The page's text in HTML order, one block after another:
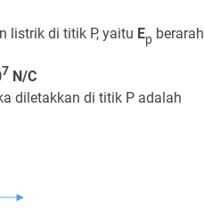
listrik di titik P, yaitu Ep berarah
7 N/C
diletakkan di titik P adalah